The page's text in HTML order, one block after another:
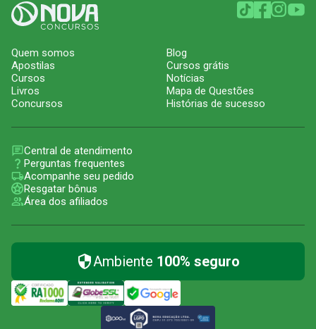
Quem somos
Apostilas
Cursos
Livros
Concursos
Blog
Cursos grátis
Notícias
Mapa de Questões
Histórias de sucesso
Central de atendimento
Perguntas frequentes
Acompanhe seu pedido
Resgatar bônus
Área dos afiliados
Ambiente 100% seguro